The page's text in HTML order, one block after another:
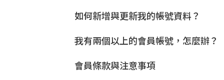
如何新增與更新我的帳號資料？
我有兩個以上的會員帳號，怎麼辦？
會員條款與注意事項